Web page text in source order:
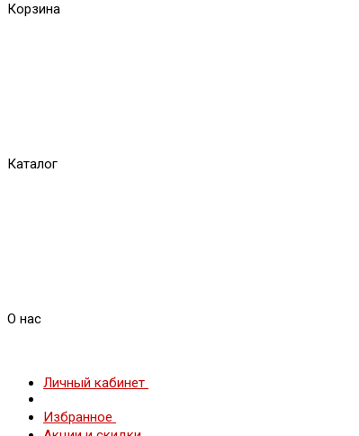
Корзина
Каталог
О нас
Личный кабинет
Избранное